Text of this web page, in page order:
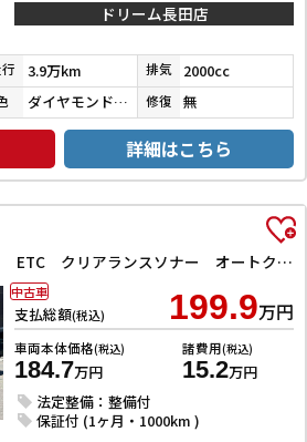
ドリーム長田店
3.9万km 排気 2000cc
ダイヤモンドブラックパール 修復 無
詳細はこちら
GT ドライブレコーダー ETC クリアランスソナー オートクルーズコントロール 衝突被害軽減システム 全周囲カメラ ナビ TV アルミホイール オートライト LEDヘッドランプ サンルーフ AT
支払総額(税込) 199.9万円
車両本体価格(税込)
184.7万円
諸費用(税込)
15.2万円
法定整備：整備付
保証付 (1ヶ月・1000km )
中古車